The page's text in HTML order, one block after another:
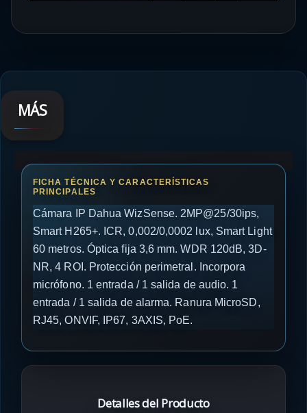
MÁS
Cámara IP Dahua WizSense. 2MP@25/30ips,
Smart H265+. ICR, 0,002/0,0002 lux, Smart Light
60 metros. Óptica fija 3,6 mm. WDR 120dB, 3D-
NR, 4 ROI. Protección perimetral. Incorpora
micrófono. 1 entrada / 1 salida de audio. 1
entrada / 1 salida de alarma. Ranura MicroSD,
RJ45, ONVIF, IP67, 3AXIS, PoE.
Detalles del Producto